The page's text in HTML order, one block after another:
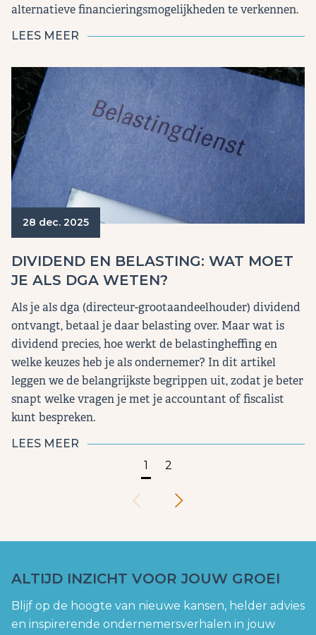
alternatieve financieringsmogelijkheden te verkennen.
LEES MEER
28 dec. 2025
DIVIDEND EN BELASTING: WAT MOET
JE ALS DGA WETEN?
Als je als dga (directeur-grootaandeelhouder) dividend
ontvangt, betaal je daar belasting over. Maar wat is
dividend precies, hoe werkt de belastingheffing en
welke keuzes heb je als ondernemer? In dit artikel
leggen we de belangrijkste begrippen uit, zodat je beter
snapt welke vragen je met je accountant of fiscalist
kunt bespreken.
LEES MEER
1
2
ALTIJD INZICHT VOOR JOUW GROEI
Blijf op de hoogte van nieuwe kansen, helder advies
en inspirerende ondernemersverhalen in jouw